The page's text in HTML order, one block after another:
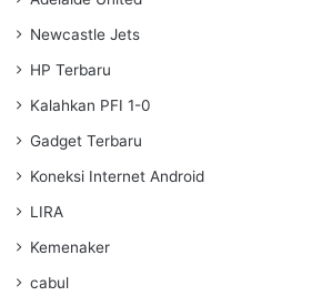
Newcastle Jets
HP Terbaru
Kalahkan PFI 1-0
Gadget Terbaru
Koneksi Internet Android
LIRA
Kemenaker
cabul